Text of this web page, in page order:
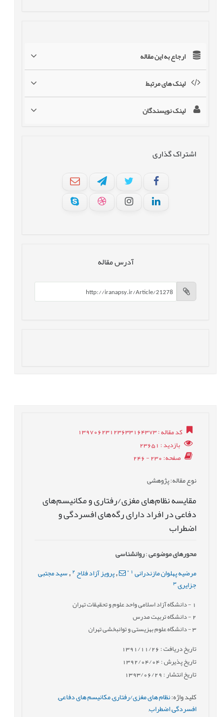
ارجاع به این مقاله
لینک های مرتبط
لینک نویسندگان
اشتراک گذاری
آدرس مقاله
کد مقاله: 13970623123633164373
بازدید: 23651
صفحه: 230 - 246
نوع مقاله: پژوهشی
مقایسه نظام‌های مغزی/رفتاری و مکانیسم‌های
دفاعی در افراد دارای رگه‌های افسردگی و
اضطراب
محورهای موضوعی:روانشناسی
مرضیه پهلوان مازندرانی *
,پرویز آزاد فلاح2
, سید مجتبی
جزایری 3
- دانشگاه آزاد اسلامی واحد علوم و تحقیقات تهران
2- دانشگاه تربیت مدرس
3- دانشگاه علوم بهزیستی و توانبخشی تهران
تاریخ دریافت : 1391/11/26
تاریخ پذیرش : 1392/04/04
تاریخ انتشار : 1393/06/29
کلید واژه:نظام های مغزی/رفتاری,مکانیسم های دفاعی,
افسردگی,اضطراب,